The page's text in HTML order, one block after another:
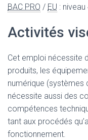
BAC PRO / EU : niveau
Activités
Cet emploi nécessite
produits, les
numérique (systèmes
nécessite aussi des
compétences
tant aux procédés
fonctionnement.